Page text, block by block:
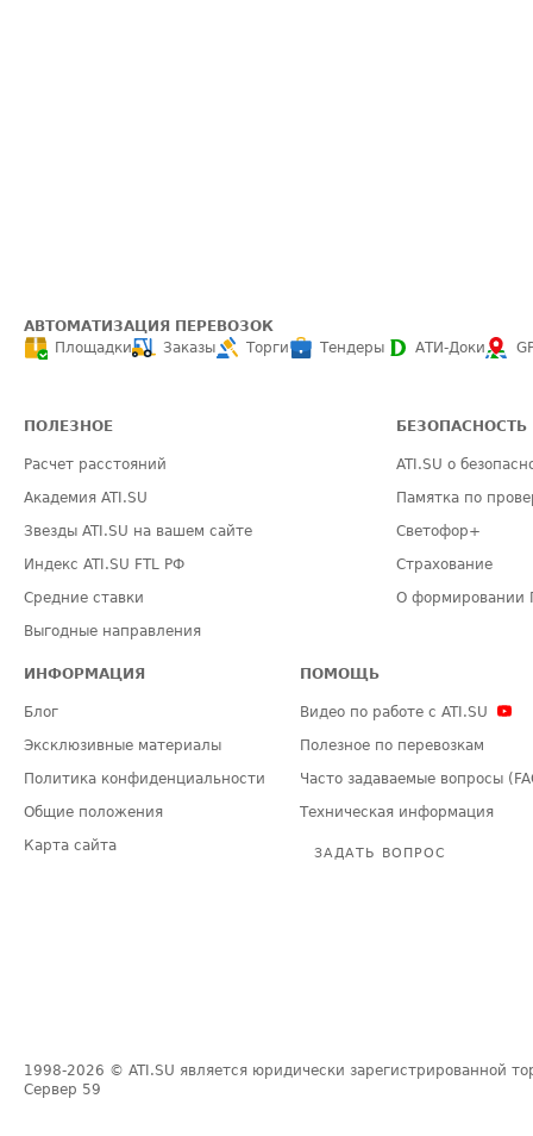
АВТОМАТИЗАЦИЯ ПЕРЕВОЗОК
Площадки
Заказы Торги Тендеры АТИ-Доки
ПОЛЕЗНОЕ
Расчет расстояний
Академия ATI.SU
Звезды ATI.SU на вашем сайте
Индекс ATI.SU FTL РФ
Средние ставки
Выгодные направления
БЕЗОПАСНОСТЬ
ATI.SU о
Памятка по
Светофор+
Страхование
О формировании
ИНФОРМАЦИЯ
Блог
Эксклюзивные материалы
Политика конфиденциальности
Общие положения
Карта сайта
ПОМОЩЬ
Видео по работе с ATI.SU
Полезное по перевозкам
Часто задаваемые вопросы
Техническая информация
ЗАДАТЬ ВОПРОС
1998-2026 © ATI.SU является юридически зарегистрированной
Сервер 59